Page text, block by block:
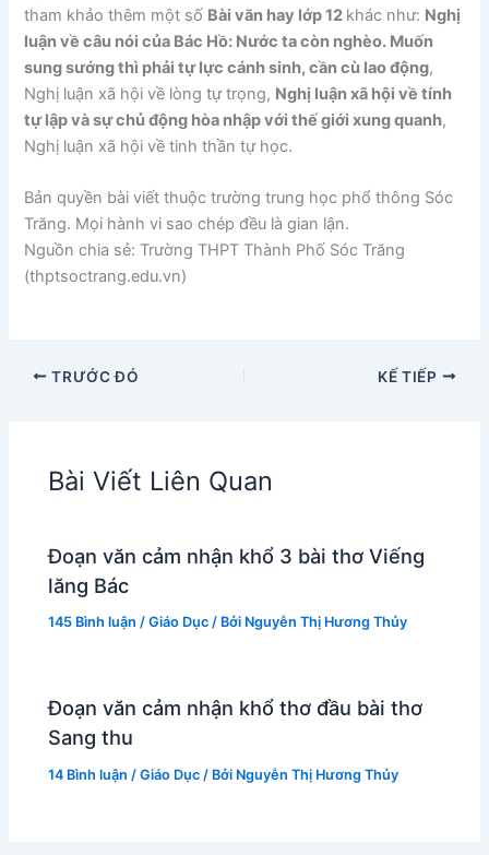
tham khảo thêm một số Bài văn hay lớp 12 khác như: Nghị
luận về câu nói của Bác Hồ: Nước ta còn nghèo. Muốn
sung sướng thì phải tự lực cánh sinh, cần cù lao động,
Nghị luận xã hội về lòng tự trọng, Nghị luận xã hội về tính
tự lập và sự chủ động hòa nhập với thế giới xung quanh,
Nghị luận xã hội về tinh thần tự học.
Bản quyền bài viết thuộc trường trung học phổ thông Sóc
Trăng. Mọi hành vi sao chép đều là gian lận.
Nguồn chia sẻ: Trường THPT Thành Phố Sóc Trăng
(thptsoctrang.edu.vn)
TRƯỚC ĐÓ KẾ TIẾP
Bài Viết Liên Quan
Đoạn văn cảm nhận khổ 3 bài thơ Viếng
lăng Bác
145 Bình luận /Giáo Dục / Bởi Nguyễn Thị Hương Thủy
Đoạn văn cảm nhận khổ thơ đầu bài thơ
Sang thu
14 Bình luận /Giáo Dục / Bởi Nguyễn Thị Hương Thủy